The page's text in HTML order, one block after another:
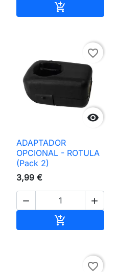


favorite_border
ADAPTADOR
OPCIONAL - ROTULA
(Pack 2)
3,99 €
 

favorite_border